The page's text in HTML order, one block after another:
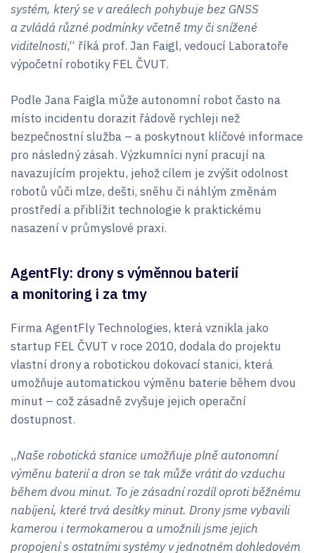
systém, který se v areálech pohybuje bez GNSS
a zvládá různé podmínky včetně tmy či snížené
viditelnosti,“ říká prof. Jan Faigl, vedoucí Laboratoře
výpočetní robotiky FEL ČVUT.
Podle Jana Faigla může autonomní robot často na
místo incidentu dorazit řádově rychleji než
bezpečnostní služba – a poskytnout klíčové informace
pro následný zásah. Výzkumníci nyní pracují na
navazujícím projektu, jehož cílem je zvýšit odolnost
robotů vůči mlze, dešti, sněhu či náhlým změnám
prostředí a přiblížit technologie k praktickému
nasazení v průmyslové praxi.
AgentFly: drony s výměnnou baterií
a monitoring i za tmy
Firma AgentFly Technologies, která vznikla jako
startup FEL ČVUT v roce 2010, dodala do projektu
vlastní drony a robotickou dokovací stanici, která
umožňuje automatickou výměnu baterie během dvou
minut – což zásadně zvyšuje jejich operační
dostupnost.
„Naše robotická stanice umožňuje plně autonomní
výměnu baterií a dron se tak může vrátit do vzduchu
během dvou minut. To je zásadní rozdíl oproti běžnému
nabíjení, které trvá desítky minut. Drony jsme vybavili
kamerou i termokamerou a umožnili jsme jejich
propojení s ostatními systémy v jednotném dohledovém